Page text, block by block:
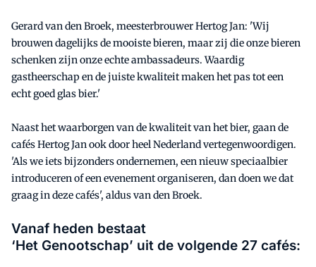
Gerard van den Broek, meesterbrouwer Hertog Jan: 'Wij
brouwen dagelijks de mooiste bieren, maar zij die onze bieren
schenken zijn onze echte ambassadeurs. Waardig
gastheerschap en de juiste kwaliteit maken het pas tot een
echt goed glas bier.'
Naast het waarborgen van de kwaliteit van het bier, gaan de
cafés Hertog Jan ook door heel Nederland vertegenwoordigen.
'Als we iets bijzonders ondernemen, een nieuw speciaalbier
introduceren of een evenement organiseren, dan doen we dat
graag in deze cafés', aldus van den Broek.
Vanaf heden bestaat
‘Het Genootschap’ uit de volgende 27 cafés: